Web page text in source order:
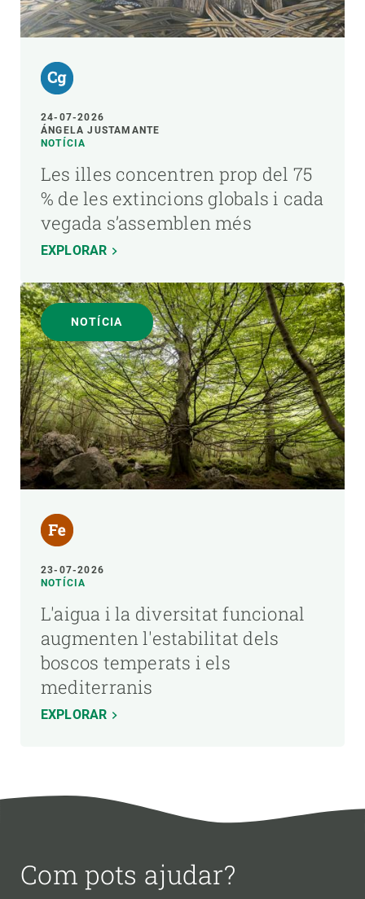
24-07-2026
ÁNGELA JUSTAMANTE
NOTÍCIA
Les illes concentren prop del 75
% de les extincions globals i cada
vegada s’assemblen més
EXPLORAR
NOTÍCIA
23-07-2026
NOTÍCIA
L'aigua i la diversitat funcional
augmenten l'estabilitat dels
boscos temperats i els
mediterranis
EXPLORAR
Com pots ajudar?